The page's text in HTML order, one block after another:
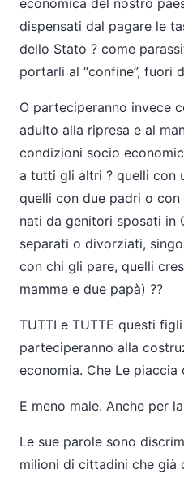
economica del nostro
dispensati dal pagare le
dello Stato ? come
portarli al “confine”, fuori
O parteciperanno invece
adulto alla ripresa e al
condizioni socio
a tutti gli altri ? quelli con
quelli con due padri o con
nati da genitori sposati in
separati o divorziati,
con chi gli pare, quelli
mamme e due papà) ??
TUTTI e TUTTE questi
parteciperanno alla
economia. Che Le piaccia
E meno male. Anche per
Le sue parole sono
milioni di cittadini che già